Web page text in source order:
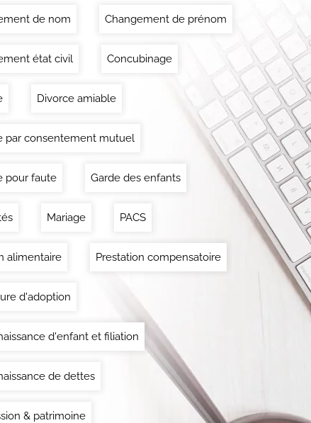
de nom Changement de prénom
état civil Concubinage
Divorce amiable
par consentement mutuel
pour faute Garde des enfants
Mariage PACS
alimentaire Prestation compensatoire
d'adoption
d'enfant et filiation
de dettes
& patrimoine